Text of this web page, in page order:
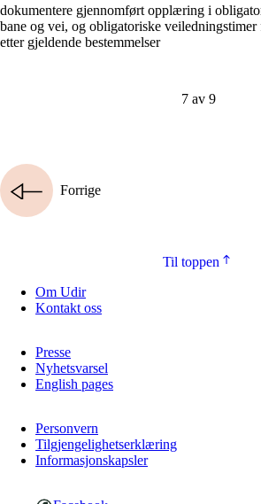
dokumentere gjennomført opplæring i
bane og vei, og obligatoriske
etter gjeldende bestemmelser
7 av 9
Forrige
Til toppen
Om Udir
Kontakt oss
Presse
Nyhetsvarsel
English pages
Personvern
Tilgjengelighetserklæring
Informasjonskapsler